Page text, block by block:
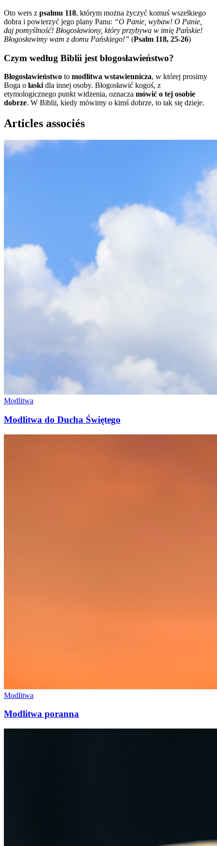
Oto wers z psalmu 118, którym można życzyć komuś wszelkiego
dobra i powierzyć jego plany Panu: “O Panie, wybaw! O Panie,
daj pomyślność! Błogosławiony, który przybywa w imię Pańskie!
Błogosławimy wam z domu Pańskiego!” (Psalm 118, 25-26)
Czym według Biblii jest błogosławieństwo?
Błogosławieństwo to modlitwa wstawiennicza, w której prosimy
Boga o łaskidla innej osoby. Błogosławić kogoś, z
etymologicznego punkt widzenia, oznacza mówić o tej osobie
dobrze. W Biblii, kiedy mówimy o kimś dobrze, to tak się dzieje.
Articles associés
Modlitwa
Modlitwa do Ducha Świętego
Modlitwa
Modlitwa poranna